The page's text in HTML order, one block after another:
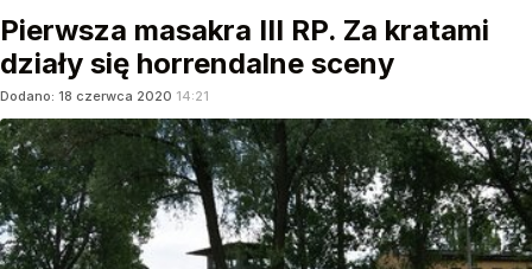
Pierwsza masakra III RP. Za kratami
działy się horrendalne sceny
Dodano: 18 czerwca 2020 14:21